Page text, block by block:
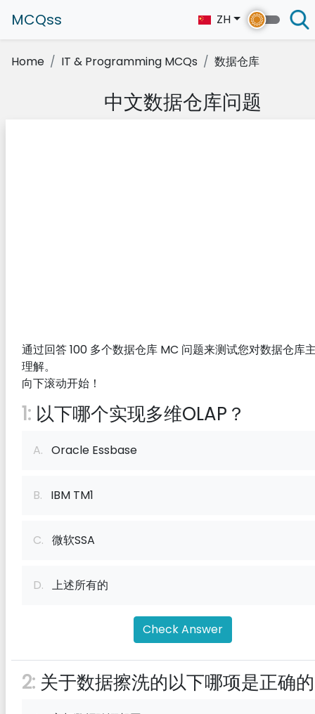
MCQss ZH
Home IT & Programming MCQs 数据仓库
中文数据仓库问题
通过回答 100 多个数据仓库 MC 问题来测试您对数据仓库
理解。
向下滚动开始！
1: 以下哪个实现多维OLAP？
A. Oracle Essbase
B. IBM TM1
C. 微软SSA
D. 上述所有的
Check Answer
2: 关于数据擦洗的以下哪项是正确